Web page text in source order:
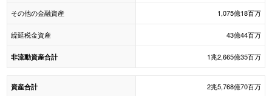
その他の金融資産 1,075億18百万
繰延税金資産 43億44百万
非流動資産合計 1兆2,665億35百万
資産合計 2兆5,768億70百万